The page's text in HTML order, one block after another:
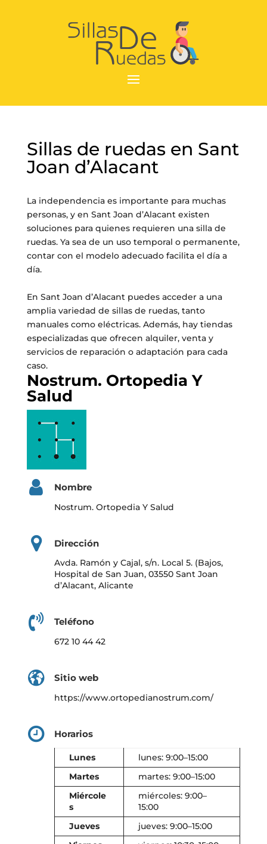
Sillas de ruedas en Sant
Joan d’Alacant
La independencia es importante para muchas
personas, y en Sant Joan d’Alacant existen
soluciones para quienes requieren una silla de
ruedas. Ya sea de un uso temporal o permanente,
contar con el modelo adecuado facilita el día a
día.
En Sant Joan d’Alacant puedes acceder a una
amplia variedad de sillas de ruedas, tanto
manuales como eléctricas. Además, hay tiendas
especializadas que ofrecen alquiler, venta y
servicios de reparación o adaptación para cada
caso.
Nostrum. Ortopedia Y
Salud
Nombre
Nostrum. Ortopedia Y Salud
Dirección
Avda. Ramón y Cajal, s/n. Local 5. (Bajos,
Hospital de San Juan, 03550 Sant Joan
d’Alacant, Alicante
Teléfono
672 10 44 42
Sitio web
https://www.ortopedianostrum.com/
Horarios
Lunes
lunes: 9:00–15:00
Martes
martes: 9:00–15:00
Miércole
s
miércoles: 9:00–
15:00
Jueves
jueves: 9:00–15:00